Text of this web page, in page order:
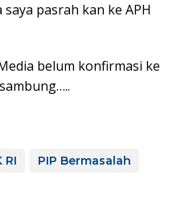
pasrah kan ke APH
belum konfirmasi ke
RI
PIP Bermasalah